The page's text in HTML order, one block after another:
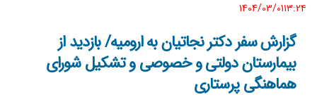
1404/03/01١٣:٢٤
گزارش سفر دکتر نجاتیان به ارومیه/ بازدید از
بیمارستان دولتی و خصوصی و تشکیل شورای
هماهنگی پرستاری